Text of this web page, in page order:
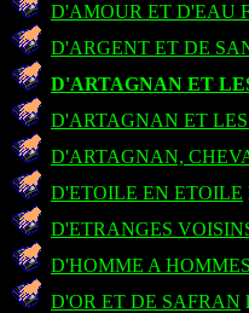
D'AMOUR ET D'EAU
D'ARGENT ET DE
D'ARTAGNAN ET
D'ARTAGNAN ET
D'ARTAGNAN,
D'ETOILE EN ETOILE
D'ETRANGES
D'HOMME A HOMMES
D'OR ET DE SAFRAN